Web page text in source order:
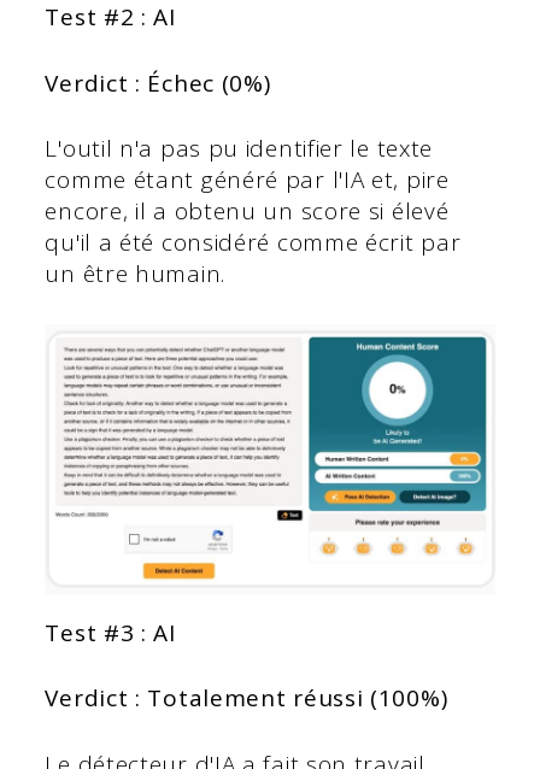
Test #2 : AI
Verdict : Échec (0%)
L'outil n'a pas pu identifier le texte
comme étant généré par l'IA et, pire
encore, il a obtenu un score si élevé
qu'il a été considéré comme écrit par
un être humain.
Test #3 : AI
Verdict : Totalement réussi (100%)